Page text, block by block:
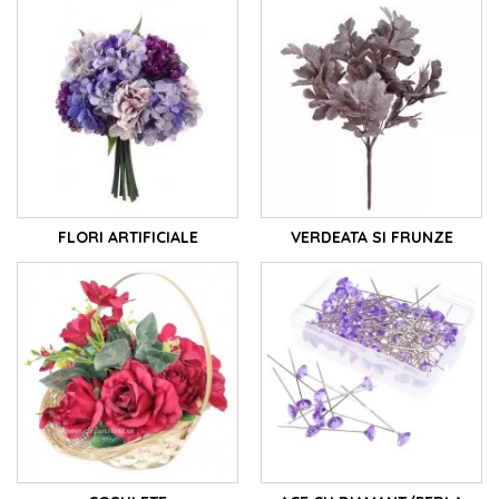
evenimente speciale sau pentru a crea aranjamente
florale de masă.
8. Coronite Flori
Coronitele florale adaugă un farmec rustic sau
elegant oricărui decor.
9. Decoratiuni Flori
Ornamente pentru flori - detalii subtile care aduc o
notă de eleganță în orice aranjament.
10. Cutii Flori
Cutii elegante ce pot fi decorate cu flori naturale
sau flori de sapun.
11. Panglici Flori
Panglici decorative ce adaugă un touch
personalizat și pot fi folosite în multe moduri
creative.
12. Figurine din Rasina si Miniaturi
Creați lumi magice cu miniaturile fairy garden,
adăugând un farmec aparte oricărui mediu.
FLORI ARTIFICIALE VERDEATA SI FRUNZE